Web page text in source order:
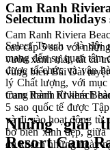
Selectum holidays
Select Touch - là đội
mang đến sự quan
được tổ chức và vận
lý Chất lượng, với mục
trung thành từ khách
Những giải
Resort Cam
Cam Ranh
Cam Ranh Riviera
cao cấp 5 sao với
vườn xanh mát, tất cả
vùng biển Bãi Dài tuyệt
Cam Ranh Riviera
5 sao quốc tế được
và đi vào hoạt động từ
bờ biển xinh đẹp,
du khách những ngày